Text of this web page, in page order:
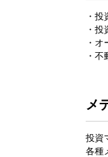
・
・
・
・
メ
投資
各種